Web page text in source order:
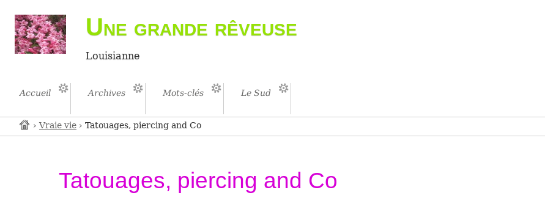
Une grande rêveuse
Louisianne
Accueil Archives Mots-clés Le Sud
› Vraie vie › Tatouages, piercing and Co
Tatouages, piercing and Co